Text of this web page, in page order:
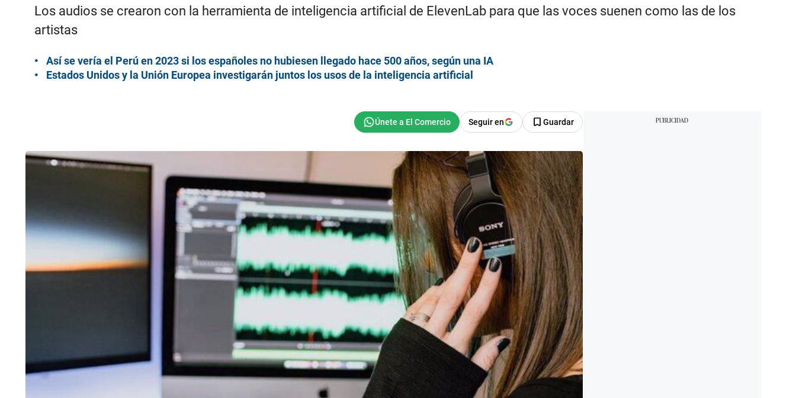
Los audios se crearon con la herramienta de inteligencia artificial de ElevenLab para que las voces suenen como las de los
artistas
Así se vería el Perú en 2023 si los españoles no hubiesen llegado hace 500 años, según una IA
Estados Unidos y la Unión Europea investigarán juntos los usos de la inteligencia artificial
Seguir en Guardar